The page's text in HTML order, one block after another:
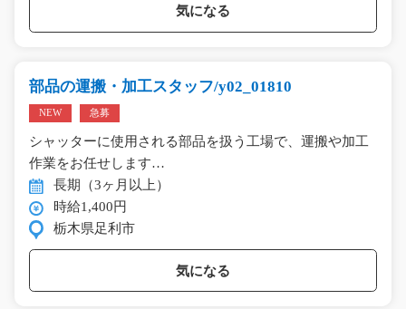
気になる
部品の運搬・加工スタッフ/y02_01810
NEW 急募
シャッターに使用される部品を扱う工場で、運搬や加工
作業をお任せします…
長期（3ヶ月以上）
時給1,400円
栃木県足利市
気になる